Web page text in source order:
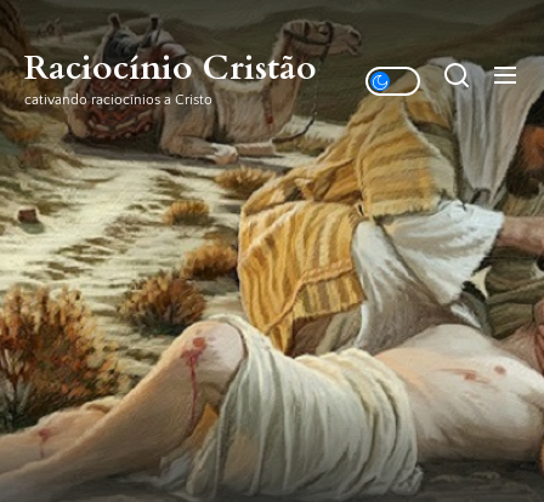
Skip
to
the
content
Raciocínio Cristão
cativando raciocínios a Cristo